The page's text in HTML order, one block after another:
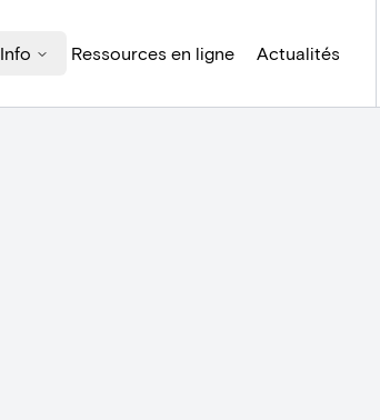
Info Ressources en ligne Actualités